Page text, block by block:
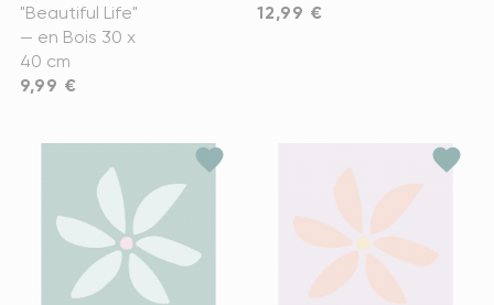
"Beautiful Life"
— en Bois 30 x
40 cm
Prix
9,99 €
Prix
12,99 €
favorite favorite